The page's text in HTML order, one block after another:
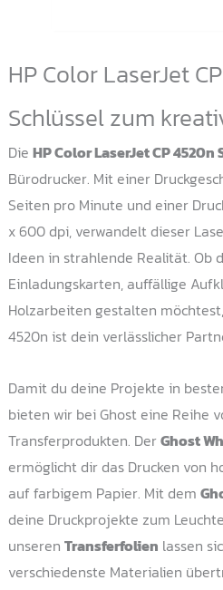
HP Color LaserJet
Schlüssel zum
Die HP Color LaserJet CP 4520n
Bürodrucker. Mit einer
Seiten pro Minute und einer
x 600 dpi, verwandelt dieser
Ideen in strahlende Realität. Ob
Einladungskarten, auffällige
Holzarbeiten gestalten
4520n ist dein verlässlicher
Damit du deine Projekte in
bieten wir bei Ghost eine Reihe
Transferprodukten. DerGhost
ermöglicht dir das Drucken von
auf farbigem Papier. Mit dem
deine Druckprojekte zum
unseren Transferfolien lassen
verschiedenste Materialien